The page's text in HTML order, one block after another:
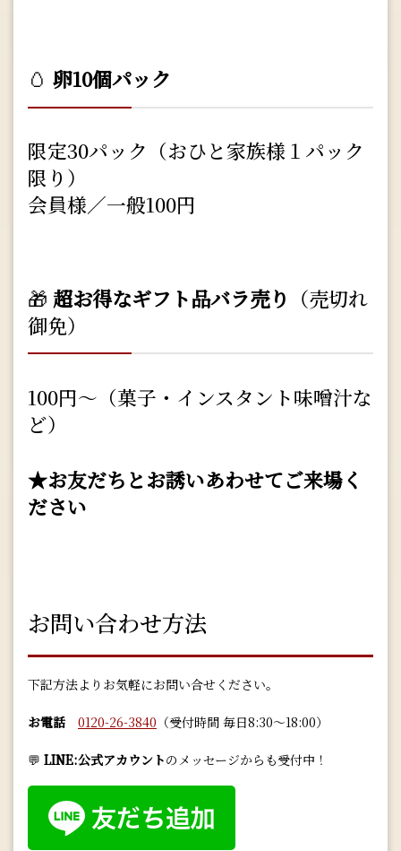
🥚 卵10個パック
限定30パック（おひと家族様１パック
限り）
会員様／一般100円
🎁 超お得なギフト品バラ売り （売切れ
御免）
100円～（菓子・インスタント味噌汁な
ど）
★お友だちとお誘いあわせてご来場く
ださい
お問い合わせ方法
下記方法よりお気軽にお問い合せください。
お電話 0120-26-3840 （受付時間 毎日8:30～18:00）
💬 LINE:公式アカウントのメッセージからも受付中！